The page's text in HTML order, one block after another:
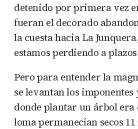
detenido por primera vez
fueran el decorado
la cuesta hacia La
estamos perdiendo a
Pero para entender la
se levantan los
donde plantar un árbol era
loma permanecían secos